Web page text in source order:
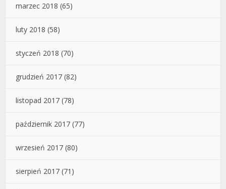
marzec 2018 (65)
luty 2018 (58)
styczeń 2018 (70)
grudzień 2017 (82)
listopad 2017 (78)
październik 2017 (77)
wrzesień 2017 (80)
sierpień 2017 (71)